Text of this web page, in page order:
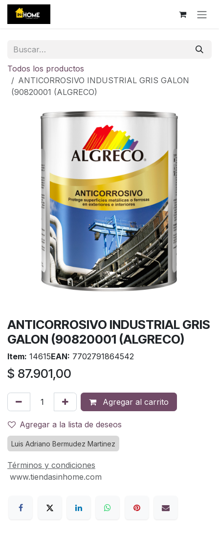
Ir al contenido
Todos los productos
ANTICORROSIVO INDUSTRIAL GRIS GALON
(90820001 (ALGRECO)
ANTICORROSIVO INDUSTRIAL GRIS
GALON (90820001 (ALGRECO)
Item: 14615EAN: 7702791864542
$ 87.901,00
Agregar al carrito
Agregar a la lista de deseos
Luis Adriano Bermudez Martinez
Términos y condiciones
www.tiendasinhome.com